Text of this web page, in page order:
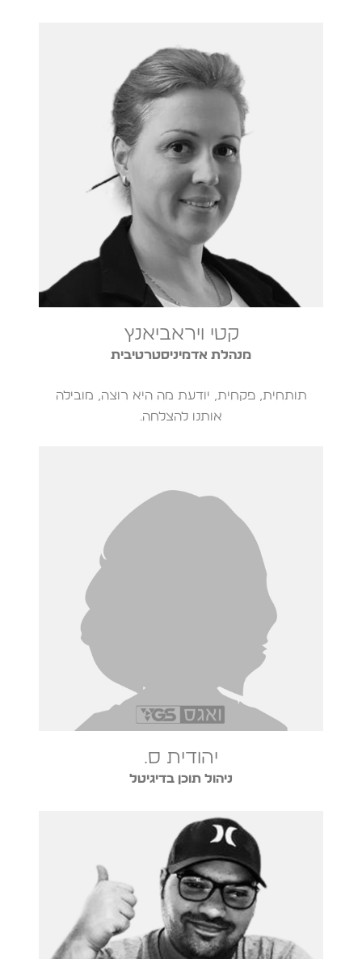
קטי ויראביאנץ
מנהלת אדמיניסטרטיבית
תותחית, פקחית, יודעת מה היא רוצה, מובילה
אותנו להצלחה.
יהודית ס.
ניהול תוכן בדיגיטל